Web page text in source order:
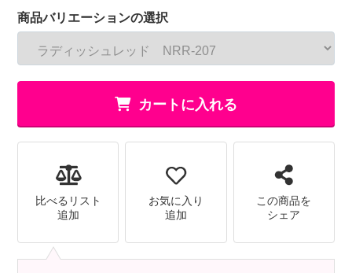
商品バリエーションの選択
カートに入れる
比べるリスト
追加
お気に入り
追加
この商品を
シェア